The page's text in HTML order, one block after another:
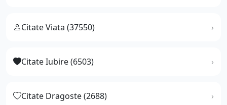
Citate Viata (37550)
Citate Iubire (6503)
Citate Dragoste (2688)